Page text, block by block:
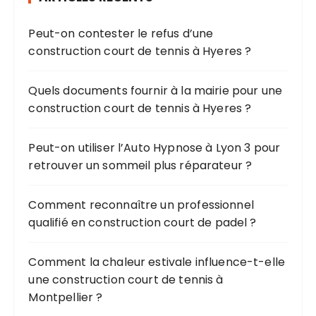
e
p
u
r
:
Peut-on contester le refus d’une
construction court de tennis à Hyeres ?
Quels documents fournir à la mairie pour une
construction court de tennis à Hyeres ?
Peut-on utiliser l’Auto Hypnose à Lyon 3 pour
retrouver un sommeil plus réparateur ?
Comment reconnaître un professionnel
qualifié en construction court de padel ?
Comment la chaleur estivale influence-t-elle
une construction court de tennis à
Montpellier ?